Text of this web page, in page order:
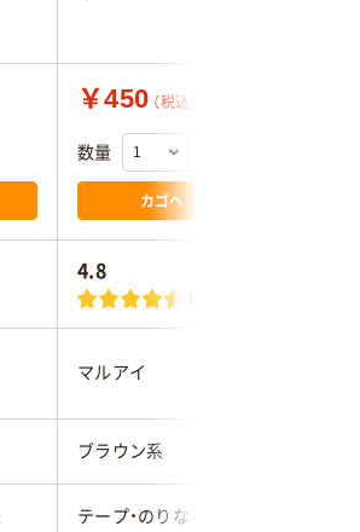
￥450 （税込）
数量
カゴへ
4.8
(7)
マルアイ
ブラウン系
テープ・のりなし